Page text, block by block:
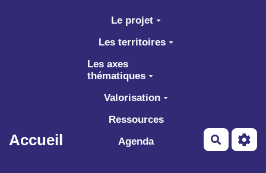
Aller au contenu principal
Accueil
Le projet
Les territoires
Les axes
thématiques
Valorisation
Ressources
Agenda